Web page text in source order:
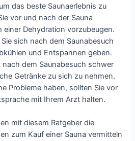
das beste Saunaerlebnis zu
vor und nach der Sauna
einer Dehydration vorzubeugen.
sich nach dem Saunabesuch
und Entspannen geben.
nach dem Saunabesuch schwer
Getränke zu sich zu nehmen.
Probleme haben, sollten Sie vor
mit Ihrem Arzt halten.
mit diesem Ratgeber die
zum Kauf einer Sauna vermitteln